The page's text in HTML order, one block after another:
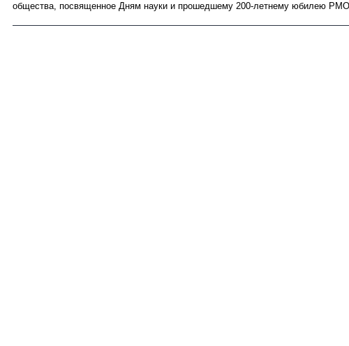
общества, посвященное Дням науки и прошедшему 200-летнему юбилею